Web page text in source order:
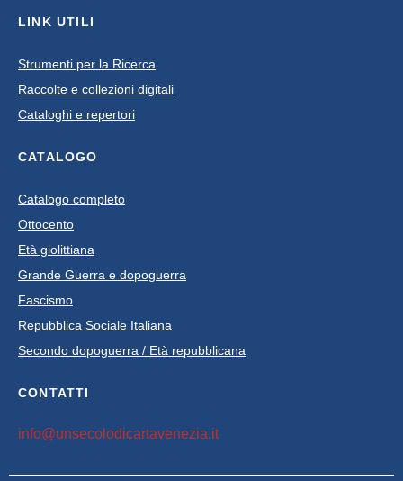
LINK UTILI
Strumenti per la Ricerca
Raccolte e collezioni digitali
Cataloghi e repertori
CATALOGO
Catalogo completo
Ottocento
Età giolittiana
Grande Guerra e dopoguerra
Fascismo
Repubblica Sociale Italiana
Secondo dopoguerra / Età repubblicana
CONTATTI
info@unsecolodicartavenezia.it